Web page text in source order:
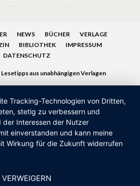
NEWS BÜCHER
VERLAGE
BIBLIOTHEK
IMPRESSUM
DATENSCHUTZ
aus unabhängigen Verlagen
Tracking-Technologien von Dritten,
stetig zu verbessern und
der Interessen der Nutzer
einverstanden und kann meine
Wirkung für die Zukunft widerrufen
VERWEIGERN